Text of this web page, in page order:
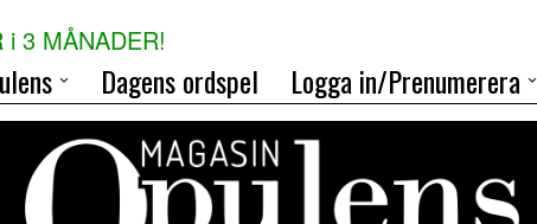
i 3 MÅNADER!
Dagens ordspel Logga in/Prenumerera